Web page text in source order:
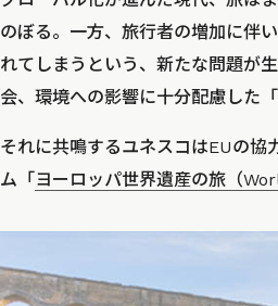
のぼる。一方、旅行者の増加に伴
れてしまうという、新たな問題が
会、環境への影響に十分配慮した
それに共鳴するユネスコはEUの協
ム「ヨーロッパ世界遺産の旅（